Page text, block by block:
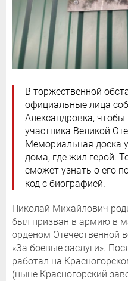
В торжественной
официальные лица
Александровка,
участника Великой
Мемориальная доска
дома, где жил герой.
сможет узнать о его
код с биографией.
Николай Михайлович
был призван в армию в
орденом Отечественной
«За боевые заслуги».
работал на
(ныне Красногорский